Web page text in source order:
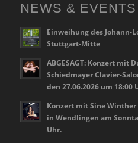
NEWS & EVENTS
Einweihung des Johann-
Stuttgart-Mitte
ABGESAGT: Konzert mit
Schiedmayer Clavier-
den 27.06.2026 um 18:00
Konzert mit Sine
in Wendlingen am
Uhr.